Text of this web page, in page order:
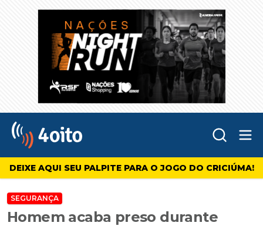
4oito
DEIXE AQUI SEU PALPITE PARA O JOGO DO CRICIÚMA!
SEGURANÇA
Homem acaba preso durante